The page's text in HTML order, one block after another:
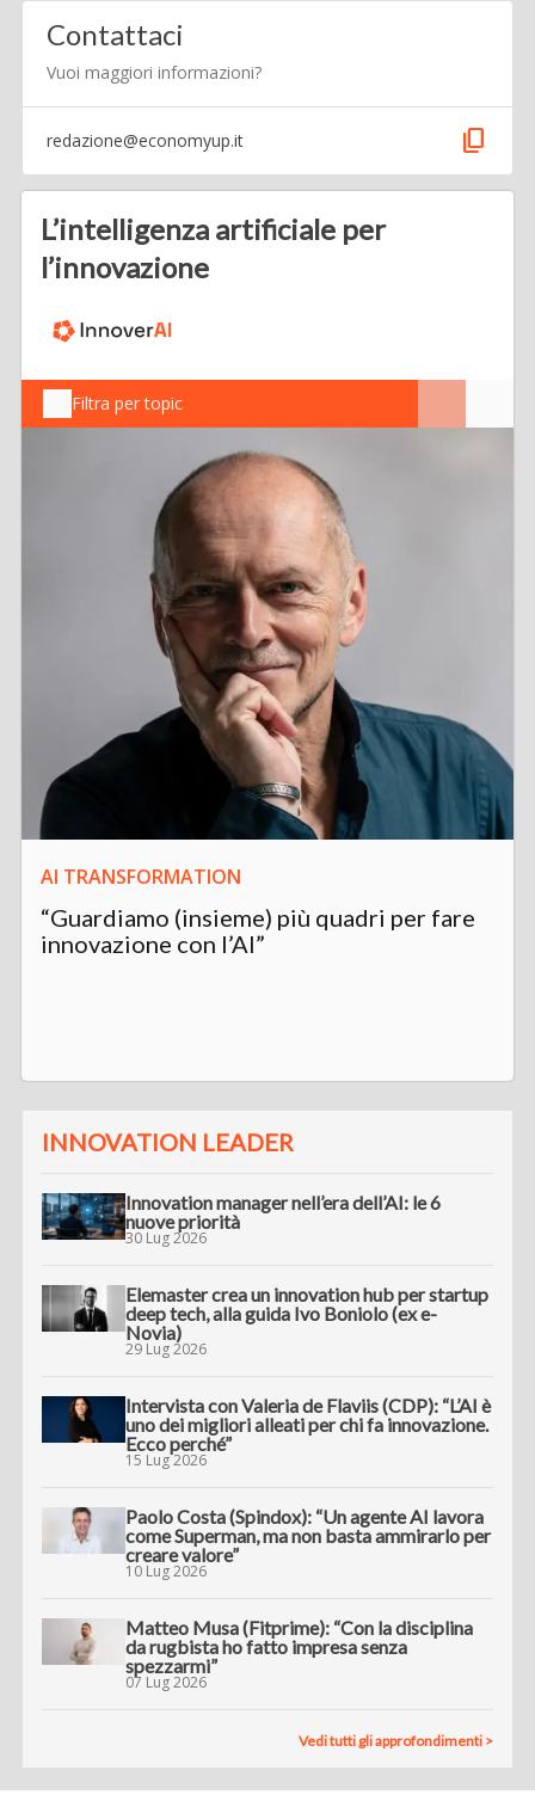
Contattaci
Vuoi maggiori informazioni?
redazione@economyup.it content_copy
L’intelligenza artificiale per
l’innovazione
Filtra per topic
AI TRANSFORMATION
“Guardiamo (insieme) più quadri per fare
innovazione con l’AI”
INNOVATION LEADER
Innovation manager nell’era dell’AI: le 6
nuove priorità
30 Lug 2026
Elemaster crea un innovation hub per startup
deep tech, alla guida Ivo Boniolo (ex e-
Novia)
29 Lug 2026
Intervista con Valeria de Flaviis (CDP): “L’AI è
uno dei migliori alleati per chi fa innovazione.
Ecco perché”
15 Lug 2026
Paolo Costa (Spindox): “Un agente AI lavora
come Superman, ma non basta ammirarlo per
creare valore”
10 Lug 2026
Matteo Musa (Fitprime): “Con la disciplina
da rugbista ho fatto impresa senza
spezzarmi”
07 Lug 2026
Vedi tutti gli approfondimenti >